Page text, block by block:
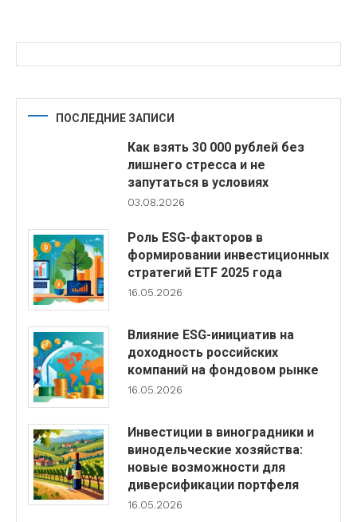
ПОСЛЕДНИЕ ЗАПИСИ
Как взять 30 000 рублей без
лишнего стресса и не
запутаться в условиях
03.08.2026
Роль ESG-факторов в
формировании инвестиционных
стратегий ETF 2025 года
16.05.2026
Влияние ESG-инициатив на
доходность российских
компаний на фондовом рынке
16.05.2026
Инвестиции в виноградники и
винодельческие хозяйства:
новые возможности для
диверсификации портфеля
16.05.2026